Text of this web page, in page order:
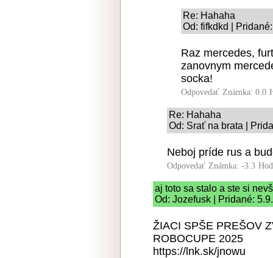
Re: Hahaha
Od: fifkdkd |
Raz mercedes,
zanovnym
socka!
Odpovedať Známka: 0.0
Re: Hahaha
Od: Srať na brata |
Neboj príde rus a
Odpovedať Známka: -3.3
aj toto sa stalo a ste si
Od: Jozefusk | Pridané:
ŽIACI SPŠE PREŠOV
ROBOCUPE 2025
https://lnk.sk/jnowu